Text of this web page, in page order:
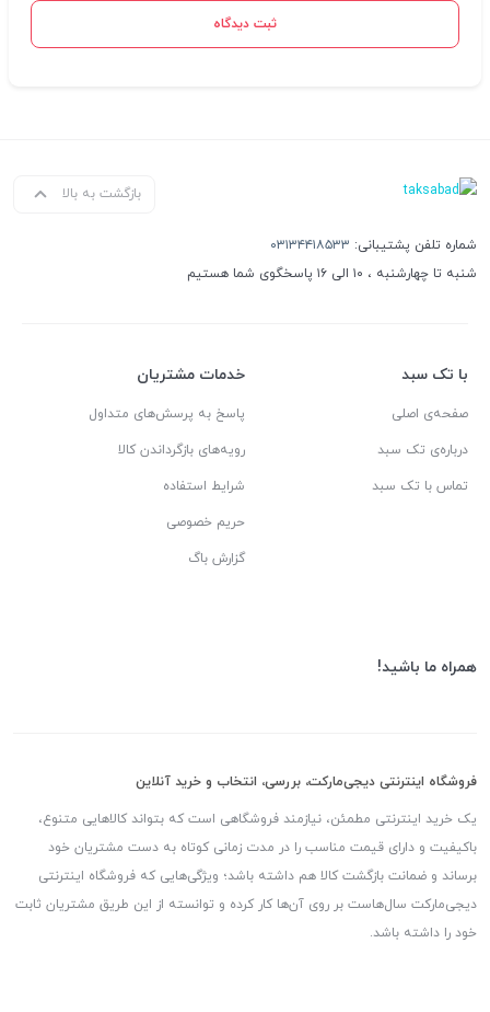
ثبت دیدگاه
بازگشت به بالا
شماره تلفن پشتیبانی: ۰۳۱۳۴۴۱۸۵۳۳
شنبه تا چهارشنبه ، ۱۰ الی ۱۶ پاسخگوی شما هستیم
با تک سبد
صفحه‌ی اصلی
درباره‌ی تک سبد
تماس با تک سبد
خدمات مشتریان
پاسخ به پرسش‌های متداول
رویه‌های بازگرداندن کالا
شرایط استفاده
حریم خصوصی
گزارش باگ
همراه ما باشید!
فروشگاه اینترنتی دیجی‌مارکت، بررسی، انتخاب و خرید آنلاین
یک خرید اینترنتی مطمئن، نیازمند فروشگاهی است که بتواند کالاهایی متنوع،
باکیفیت و دارای قیمت مناسب را در مدت زمانی کوتاه به دست مشتریان خود
برساند و ضمانت بازگشت کالا هم داشته باشد؛ ویژگی‌هایی که فروشگاه اینترنتی
دیجی‌مارکت سال‌هاست بر روی آن‌ها کار کرده و توانسته از این طریق مشتریان ثابت
خود را داشته باشد.